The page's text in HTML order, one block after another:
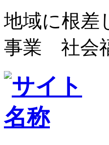
地域に根
事業 社会